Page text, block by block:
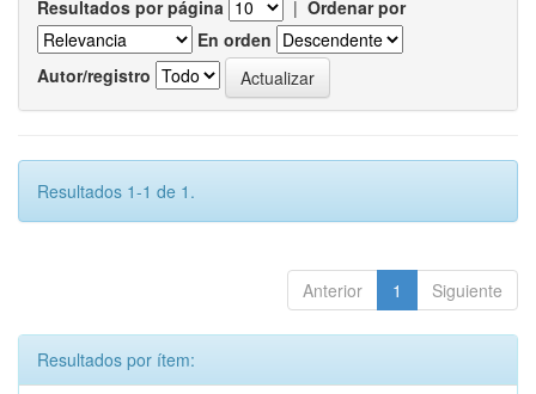
Resultados por página | Ordenar por
En orden
Autor/registro
Resultados 1-1 de 1.
Anterior 1 Siguiente
Resultados por ítem: